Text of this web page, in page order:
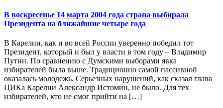
В воскресенье 14 марта 2004 года страна выбирала
Президента на ближайшие четыре года
В Карелии, как и во всей России уверенно победил тот
Президент, который и был у власти в том году – Владимир
Путин. По сравнению с Думскими выборами явка
избирателей была выше. Традиционно самой пассивной
оказалась молодежь. Серьезных нарушений, как сказал глава
ЦИКа Карелии Александр Истомин, не было. Для тех
избирателей, кто не смог прийти на […]